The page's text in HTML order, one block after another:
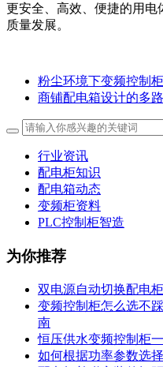
更安全、高效、便捷的用电
质量发展。
粉尘环境下变频控制
商铺配电箱设计的多
行业资讯
配电柜知识
配电箱动态
变频柜资料
PLC控制柜智造
为你推荐
双电源自动切换配电
变频控制柜怎么选不
南
恒压供水变频控制柜
如何根据功率参数选